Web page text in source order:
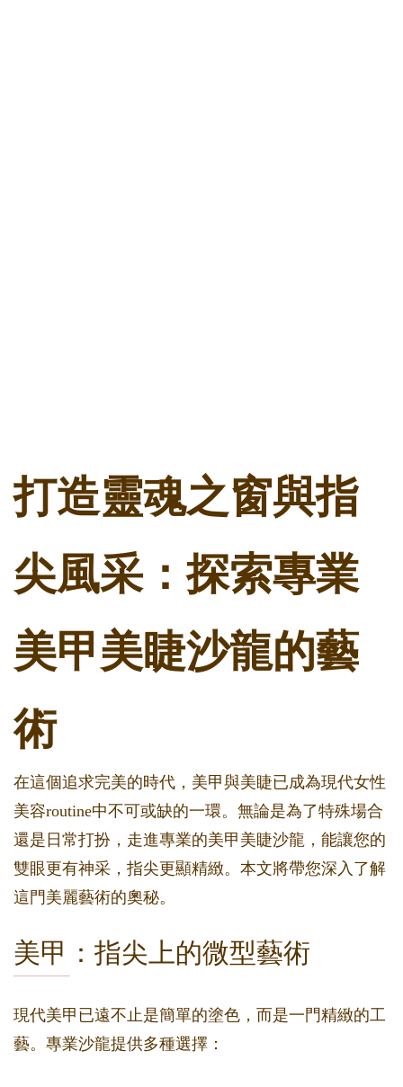
打造靈魂之窗與指
尖風采：探索專業
美甲美睫沙龍的藝
術
在這個追求完美的時代，美甲與美睫已成為現代女性
美容routine中不可或缺的一環。無論是為了特殊場合
還是日常打扮，走進專業的美甲美睫沙龍，能讓您的
雙眼更有神采，指尖更顯精緻。本文將帶您深入了解
這門美麗藝術的奧秘。
美甲：指尖上的微型藝術
現代美甲已遠不止是簡單的塗色，而是一門精緻的工
藝。專業沙龍提供多種選擇：